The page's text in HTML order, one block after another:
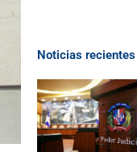
Noticias recientes